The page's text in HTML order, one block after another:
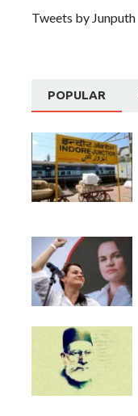
Tweets by Junputh
POPULAR